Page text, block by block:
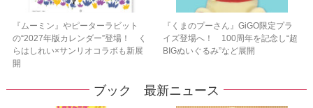
『ムーミン』やピーターラビット
の“2027年版カレンダー”登場！ く
らはしれい×サンリオコラボも新展
開
『くまのプーさん』GiGO限定プラ
イズ登場へ！ 100周年を記念し“超
BIGぬいぐるみ”など展開
ブック 最新ニュース